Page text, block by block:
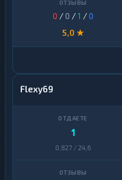
0 / 0 /1 /0
5,0 ★
Flexy69
1
0,827 / 24,6